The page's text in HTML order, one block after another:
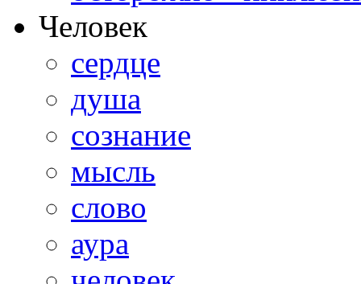
Человек
сердце
душа
сознание
мысль
слово
аура